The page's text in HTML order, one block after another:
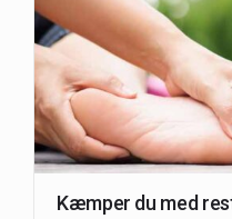
Kæmper du med